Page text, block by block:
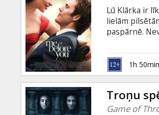
Lū Klārka ir
lielām
paspārnē.
pēc
riebjas, bet
ievirpuļo Lū.
1h 50min
Troņu
Game of